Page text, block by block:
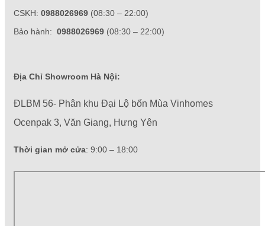
CSKH: 0988026969 (08:30 – 22:00)
Bảo hành: 0988026969 (08:30 – 22:00)
Địa Chỉ Showroom Hà Nội:
ĐLBM 56- Phân khu Đại Lộ bốn Mùa Vinhomes
Ocenpak 3, Văn Giang, Hưng Yên
Thời gian mở cửa: 9:00 – 18:00